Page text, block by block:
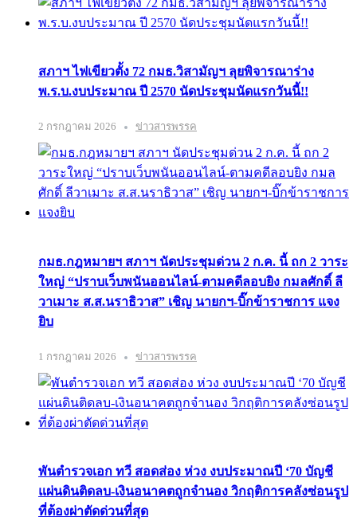
สภาฯ ไฟเขียวตั้ง 72 กมธ.วิสามัญฯ ลุยพิจารณาร่าง
พ.ร.บ.งบประมาณ ปี 2570 นัดประชุมนัดแรกวันนี้!!
2 กรกฎาคม 2026 ข่าวสารพรรค
กมธ.กฎหมายฯ สภาฯ นัดประชุมด่วน 2 ก.ค. นี้ ถก 2 วาระ
ใหญ่ “ปราบเว็บพนันออนไลน์-ตามคดีลอบยิง กมลศักดิ์ ลี
วาเมาะ ส.ส.นราธิวาส” เชิญ นายกฯ-บิ๊กข้าราชการ แจง
ยิบ
1 กรกฎาคม 2026 ข่าวสารพรรค
พันตำรวจเอก ทวี สอดส่อง ห่วง งบประมาณปี ‘70 บัญชี
แผ่นดินติดลบ-เงินอนาคตถูกจำนอง วิกฤติการคลังซ่อนรูป
ที่ต้องผ่าตัดด่วนที่สุด